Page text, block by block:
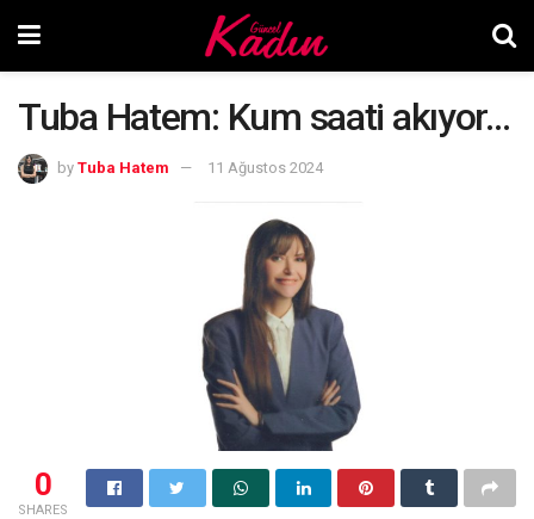
Tuba Hatem: Kum saati akıyor…
by Tuba Hatem 11 Ağustos 2024
0
SHARES